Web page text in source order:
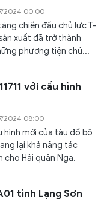
2024 00:00
chiến đấu chủ lực T-
xuất đã trở thành
phương tiện chủ...
với cấu hình
2024 08:00
hình mới của tàu đổ bộ
lại khả năng tác
cho Hải quân Nga.
tỉnh Lạng Sơn